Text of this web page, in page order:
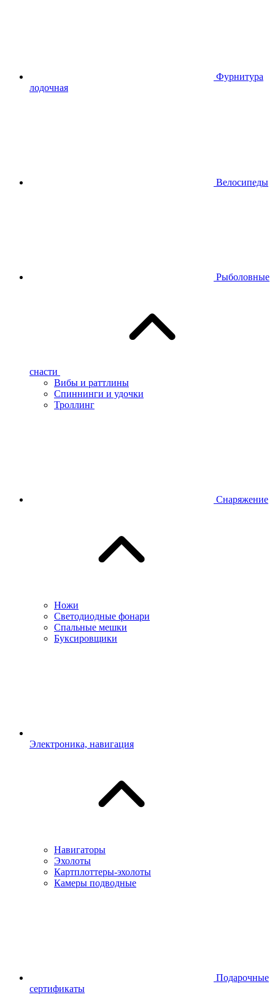
Фурнитура
лодочная
Велосипеды
Рыболовные
снасти
Вибы и раттлины
Спиннинги и удочки
Троллинг
Снаряжение
Ножи
Светодиодные фонари
Спальные мешки
Буксировщики
Электроника, навигация
Навигаторы
Эхолоты
Картплоттеры-эхолоты
Камеры подводные
Подарочные
сертификаты